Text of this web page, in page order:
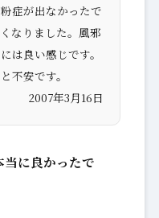
症が出なかったで
なりました。風邪
は良い感じです。
不安です。
2007年3月16日
に良かったで